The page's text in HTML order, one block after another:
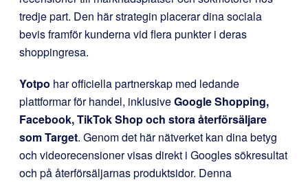
tredje part. Den här strategin placerar dina sociala
bevis framför kunderna vid flera punkter i deras
shoppingresa.
Yotpo har officiella partnerskap med ledande
plattformar för handel, inklusiveGoogle Shopping,
Facebook, TikTok Shop och stora återförsäljare
som Target. Genom det här nätverket kan dina betyg
och videorecensioner visas direkt i Googles sökresultat
och på återförsäljarnas produktsidor. Denna